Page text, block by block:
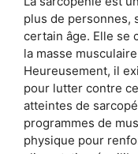
plus de personnes,
certain âge. Elle se
la masse
Heureusement, il
pour lutter contre
atteintes de
programmes de
physique pour